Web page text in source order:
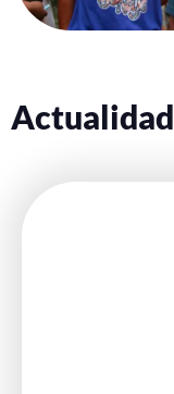
Actualidad